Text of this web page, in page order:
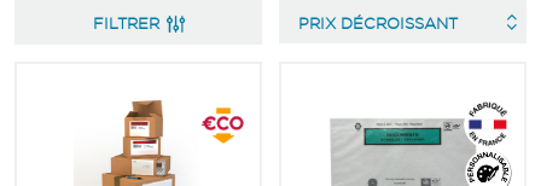
FILTRER